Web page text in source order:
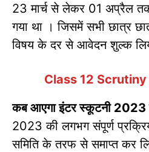
23 मार्च से लेकर 01 अप्रैल
गया था । जिसमें सभी छात्र
विषय के दर से आवेदन शुल्क
Class 12
कब आएगा इंटर स्कूटनी 2023
2023 की लगभग संपूर्ण प्रक्रिया
समिति के तरफ से समाप्त कर